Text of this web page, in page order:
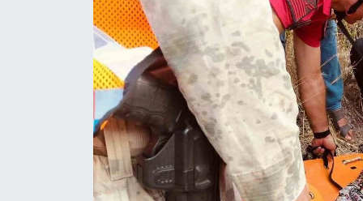
HABERDE İNSAN
KÜLTÜR SANAT
MAGAZİN